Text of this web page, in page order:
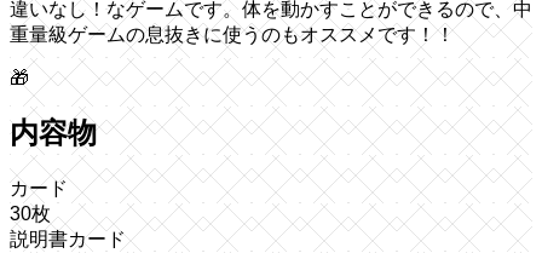
違いなし！なゲームです。体を動かすことができるので、中
重量級ゲームの息抜きに使うのもオススメです！！
🎁
内容物
カード
30枚
説明書カード